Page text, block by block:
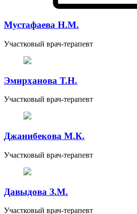
Мустафаева Н.М.
Участковый врач-терапевт
Эмирханова Т.Н.
Участковый врач-терапевт
Джанибекова М.К.
Участковый врач-терапевт
Давыдова З.М.
Участковый врач-терапевт